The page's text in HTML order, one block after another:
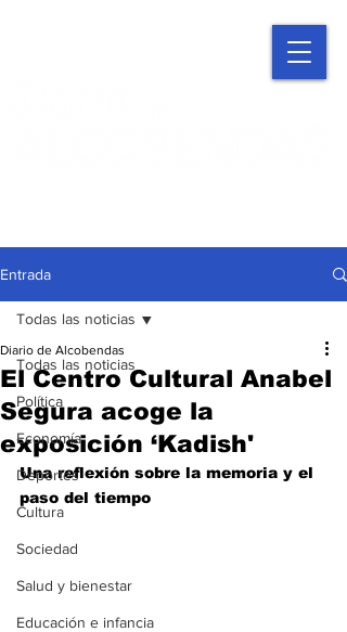
Entrada
Todas las noticias
Política
Economía
Deportes
Cultura
Sociedad
Salud y bienestar
Educación e infancia
Todas las noticias
El Centro Cultural Anabel
Segura acoge la
exposición ‘Kadish'
Diario de Alcobendas
Una reflexión sobre la memoria y el
paso del tiempo